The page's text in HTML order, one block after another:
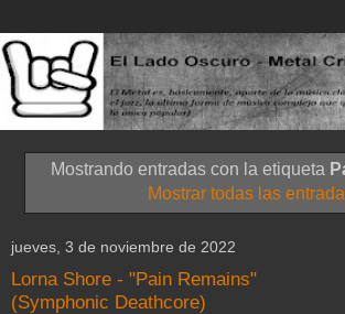
Mostrando entradas con la etiqueta
Mostrar todas las
jueves, 3 de noviembre de 2022
Lorna Shore - "Pain Remains"
(Symphonic Deathcore)